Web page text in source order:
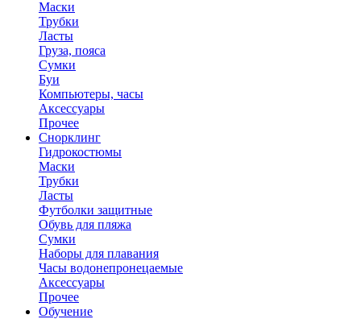
Маски
Трубки
Ласты
Груза, пояса
Сумки
Буи
Компьютеры, часы
Аксессуары
Прочее
Снорклинг
Гидрокостюмы
Маски
Трубки
Ласты
Футболки защитные
Обувь для пляжа
Сумки
Наборы для плавания
Часы водонепронецаемые
Аксессуары
Прочее
Обучение